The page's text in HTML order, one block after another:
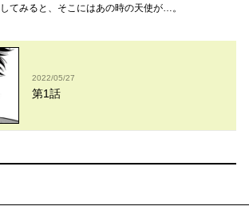
てみると、そこにはあの時の天使が…。
2022/05/27
第1話